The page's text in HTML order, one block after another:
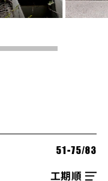
51-75/83
並び順を選択